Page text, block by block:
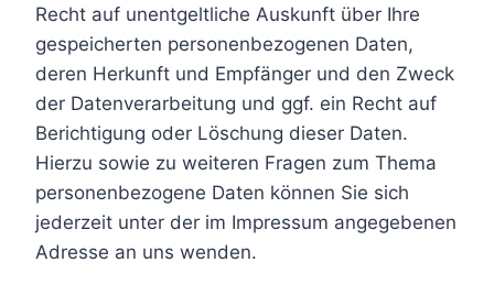
Recht auf unentgeltliche Auskunft über Ihre
gespeicherten personenbezogenen Daten,
deren Herkunft und Empfänger und den Zweck
der Datenverarbeitung und ggf. ein Recht auf
Berichtigung oder Löschung dieser Daten.
Hierzu sowie zu weiteren Fragen zum Thema
personenbezogene Daten können Sie sich
jederzeit unter der im Impressum angegebenen
Adresse an uns wenden.